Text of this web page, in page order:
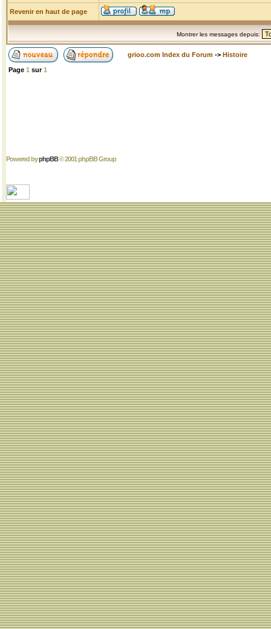
Revenir en haut de page
Montrer les messages depuis:
grioo.com Index du Forum -> Histoire
Page 1 sur1
Powered byphpBB© 2001 phpBB Group